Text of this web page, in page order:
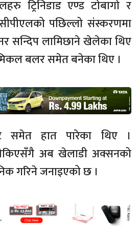
ट्रिनिडाड एण्ड टोबागो र
पछिल्लो संस्करणमा
सन्दिप लामिछाने खेलेका थिए
बलर समेत बनेका थिए ।
समेत हात पारेका थिए ।
अब खेलाडी अक्सनको
गरिने जनाइएको छ ।